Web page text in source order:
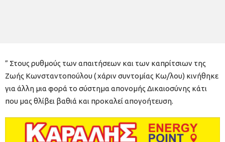
” Στους ρυθμούς των απαιτήσεων και των καπρίτσιων της
Ζωής Κωνσταντοπούλου ( χάριν συντομίας Κω/λου) κινήθηκε
για άλλη μια φορά το σύστημα απονομής Δικαιοσύνης κάτι
που μας θλίβει βαθιά και προκαλεί απογοήτευση.